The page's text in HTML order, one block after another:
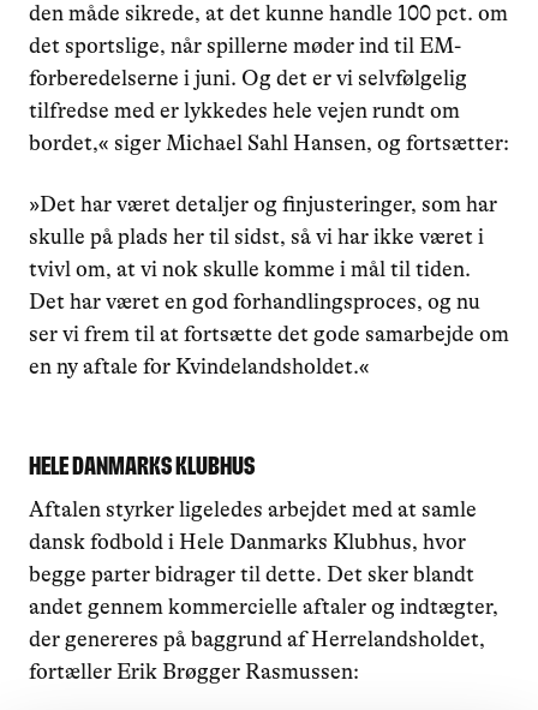
den måde sikrede, at det kunne handle 100 pct. om
det sportslige, når spillerne møder ind til EM-
forberedelserne i juni. Og det er vi selvfølgelig
tilfredse med er lykkedes hele vejen rundt om
bordet,« siger Michael Sahl Hansen, og fortsætter:
»Det har været detaljer og finjusteringer, som har
skulle på plads her til sidst, så vi har ikke været i
tvivl om, at vi nok skulle komme i mål til tiden.
Det har været en god forhandlingsproces, og nu
ser vi frem til at fortsætte det gode samarbejde om
en ny aftale for Kvindelandsholdet.«
Hele Danmarks Klubhus
Aftalen styrker ligeledes arbejdet med at samle
dansk fodbold i Hele Danmarks Klubhus, hvor
begge parter bidrager til dette. Det sker blandt
andet gennem kommercielle aftaler og indtægter,
der genereres på baggrund af Herrelandsholdet,
fortæller Erik Brøgger Rasmussen: